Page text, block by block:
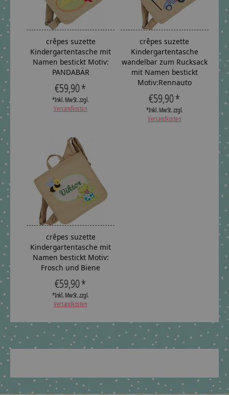
crêpes suzette
Kindergartentasche mit
Namen bestickt Motiv:
PANDABÄR
€59,90 *
*Inkl. MwSt. zzgl.
Versandkosten
crêpes suzette
Kindergartentasche
wandelbar zum Rucksack
mit Namen bestickt
Motiv:Rennauto
€59,90 *
*Inkl. MwSt. zzgl.
Versandkosten
crêpes suzette
Kindergartentasche mit
Namen bestickt Motiv:
Frosch und Biene
€59,90 *
*Inkl. MwSt. zzgl.
Versandkosten